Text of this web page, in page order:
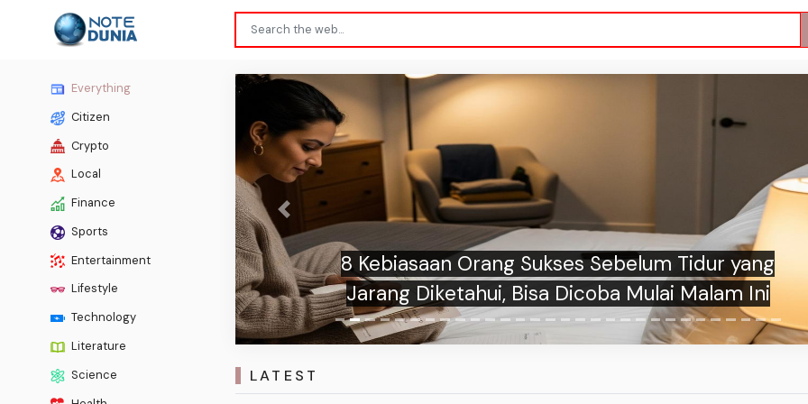
Everything
Citizen
Crypto
Local
Finance
Sports
Entertainment
Lifestyle
Technology
Literature
Science
8 Kebiasaan Orang Sukses Sebelum Tidur yang
Jarang Diketahui, Bisa Dicoba Mulai Malam Ini
Previous
LATEST